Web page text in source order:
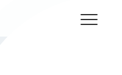
ん仕事探し Careee